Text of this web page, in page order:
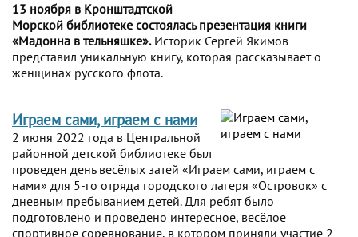
13 ноября в Кронштадтской
Морской библиотеке состоялась презентация книги
«Мадонна в тельняшке».Историк Сергей Якимов
представил уникальную книгу, которая рассказывает о
женщинах русского флота.
Играем сами, играем с нами
2 июня 2022 года в Центральной
районной детской библиотеке был
проведен день весёлых затей «Играем сами, играем с
нами» для 5-го отряда городского лагеря «Островок» с
дневным пребыванием детей. Для ребят было
подготовлено и проведено интересное, весёлое
спортивное соревнование, в котором приняли участие 2